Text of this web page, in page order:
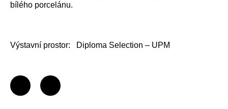
bílého porcelánu.
Výstavní prostor: Diploma Selection – UPM